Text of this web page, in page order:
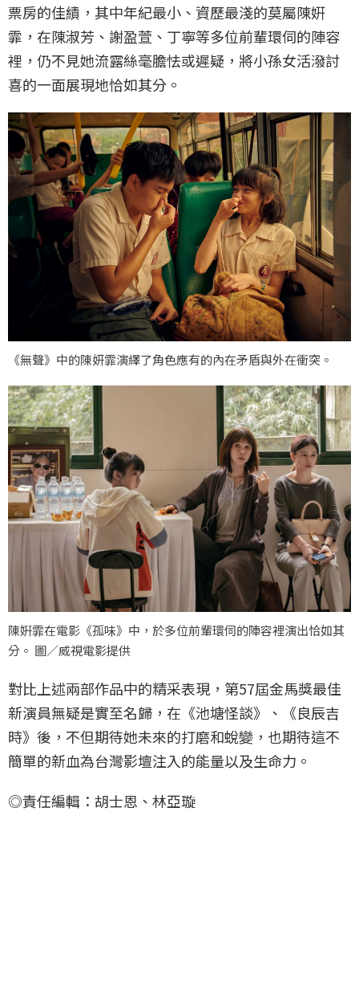
票房的佳績，其中年紀最小、資歷最淺的莫屬陳姸
霏，在陳淑芳、謝盈萱、丁寧等多位前輩環伺的陣容
裡，仍不見她流露絲毫膽怯或遲疑，將小孫女活潑討
喜的一面展現地恰如其分。
《無聲》中的陳妍霏演繹了角色應有的內在矛盾與外在衝突。
陳姸霏在電影《孤味》中，於多位前輩環伺的陣容裡演出恰如其
分。 圖／威視電影提供
對比上述兩部作品中的精采表現，第57屆金馬獎最佳
新演員無疑是實至名歸，在《池塘怪談》、《良辰吉
時》後，不但期待她未來的打磨和蛻變，也期待這不
簡單的新血為台灣影壇注入的能量以及生命力。
◎責任編輯：胡士恩、林亞璇